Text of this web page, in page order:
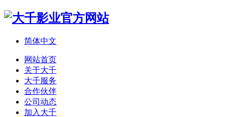
简体中文
网站首页
关于大千
大千服务
合作伙伴
公司动态
加入大千